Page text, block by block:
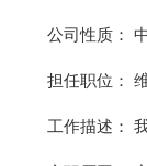
公司性质：
担任职位：
工作描述：